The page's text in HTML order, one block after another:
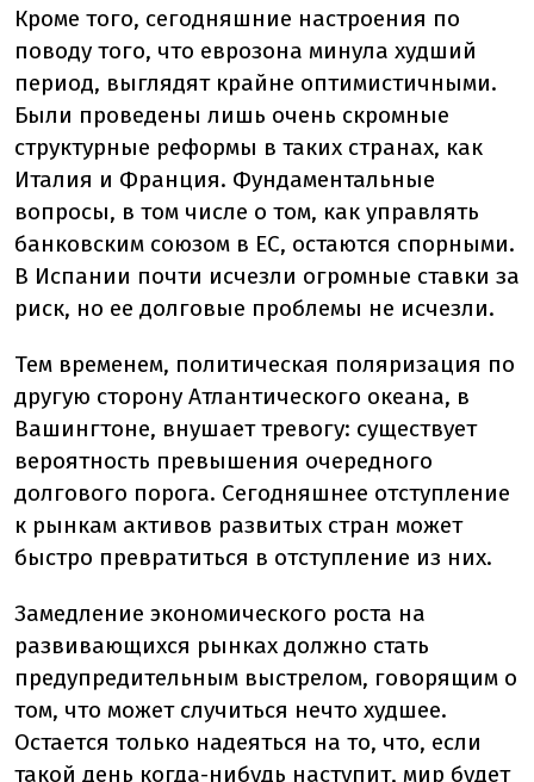
Кроме того, сегодняшние настроения по
поводу того, что еврозона минула худший
период, выглядят крайне оптимистичными.
Были проведены лишь очень скромные
структурные реформы в таких странах, как
Италия и Франция. Фундаментальные
вопросы, в том числе о том, как управлять
банковским союзом в ЕС, остаются спорными.
В Испании почти исчезли огромные ставки за
риск, но ее долговые проблемы не исчезли.
Тем временем, политическая поляризация по
другую сторону Атлантического океана, в
Вашингтоне, внушает тревогу: существует
вероятность превышения очередного
долгового порога. Сегодняшнее отступление
к рынкам активов развитых стран может
быстро превратиться в отступление из них.
Замедление экономического роста на
развивающихся рынках должно стать
предупредительным выстрелом, говорящим о
том, что может случиться нечто худшее.
Остается только надеяться на то, что, если
такой день когда-нибудь наступит, мир будет